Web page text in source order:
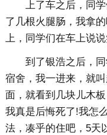
上了车之后，同
了几根火腿肠，我拿
上，同学们在车上说
到了银浩之后，
宿舍，我一进来，就
面，就看到几块儿木
我真是后悔死了!我怎
法，凑乎的住吧，5天